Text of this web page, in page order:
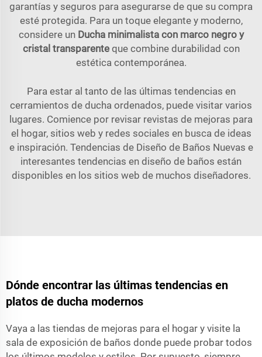
garantías y seguros para asegurarse de que su compra
esté protegida. Para un toque elegante y moderno,
considere un Ducha minimalista con marco negro y
cristal transparente que combine durabilidad con
estética contemporánea.
Para estar al tanto de las últimas tendencias en
cerramientos de ducha ordenados, puede visitar varios
lugares. Comience por revisar revistas de mejoras para
el hogar, sitios web y redes sociales en busca de ideas
e inspiración. Tendencias de Diseño de Baños Nuevas e
interesantes tendencias en diseño de baños están
disponibles en los sitios web de muchos diseñadores.
Dónde encontrar las últimas tendencias en
platos de ducha modernos
Vaya a las tiendas de mejoras para el hogar y visite la
sala de exposición de baños donde puede probar todos